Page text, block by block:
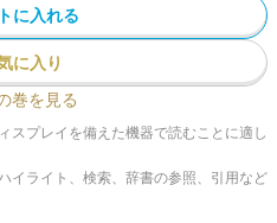
に入れる
に入り
巻を見る
プレイを備えた機器で読むことに適し
イライト、検索、辞書の参照、引用など